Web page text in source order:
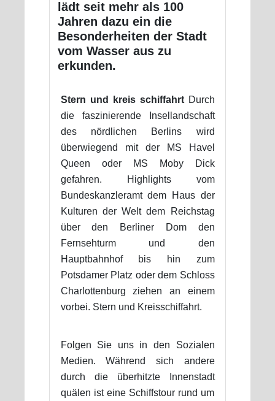
lädt seit mehr als 100
Jahren dazu ein die
Besonderheiten der Stadt
vom Wasser aus zu
erkunden.
Stern und kreis schiffahrtDurch
die faszinierende Insellandschaft
des nördlichen Berlins wird
überwiegend mit der MS Havel
Queen oder MS Moby Dick
gefahren. Highlights vom
Bundeskanzleramt dem Haus der
Kulturen der Welt dem Reichstag
über den Berliner Dom den
Fernsehturm und den
Hauptbahnhof bis hin zum
Potsdamer Platz oder dem Schloss
Charlottenburg ziehen an einem
vorbei. Stern und Kreisschiffahrt.
Folgen Sie uns in den Sozialen
Medien. Während sich andere
durch die überhitzte Innenstadt
quälen ist eine Schiffstour rund um